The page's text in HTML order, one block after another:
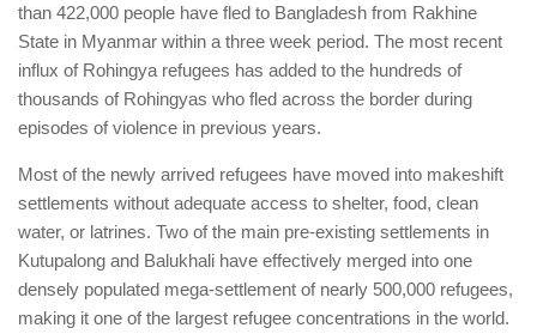
than 422,000 people have fled to Bangladesh from Rakhine
State in Myanmar within a three week period. The most recent
influx of Rohingya refugees has added to the hundreds of
thousands of Rohingyas who fled across the border during
episodes of violence in previous years.
Most of the newly arrived refugees have moved into makeshift
settlements without adequate access to shelter, food, clean
water, or latrines. Two of the main pre-existing settlements in
Kutupalong and Balukhali have effectively merged into one
densely populated mega-settlement of nearly 500,000 refugees,
making it one of the largest refugee concentrations in the world.